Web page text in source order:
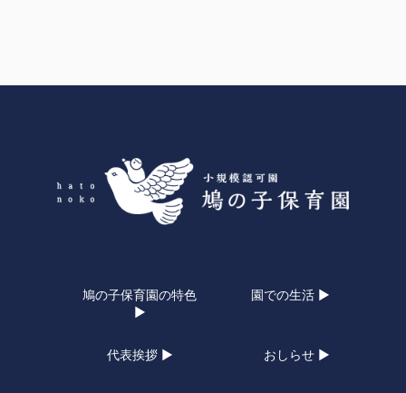
鳩の子保育園の特色
▶
園での生活 ▶
代表挨拶 ▶ おしらせ ▶